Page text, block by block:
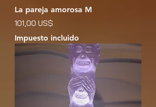
La pareja amorosa M
Precio
101,00 US$
Impuesto incluido